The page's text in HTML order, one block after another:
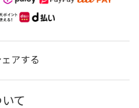
ェアする
て